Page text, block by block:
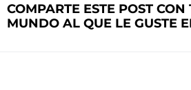
COMPARTE ESTE POST CON
MUNDO AL QUE LE GUSTE